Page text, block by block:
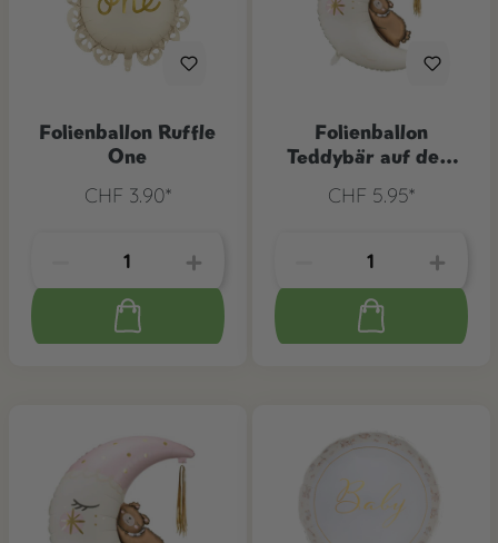
Folienballon Ruffle
One
CHF 3.90*
Folienballon
Teddybär auf dem
CHF 5.95*